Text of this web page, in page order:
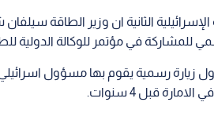
الثانية ان وزير الطاقة
في مؤتمر للوكالة الدولية
زيارة رسمية يقوم بها مسؤول اسرائيلي
قبل 4 سنوات.